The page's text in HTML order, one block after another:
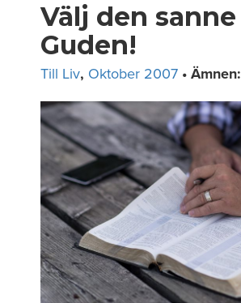
Välj den sanne
Guden!
Till Liv, Oktober 2007 • Ämnen: